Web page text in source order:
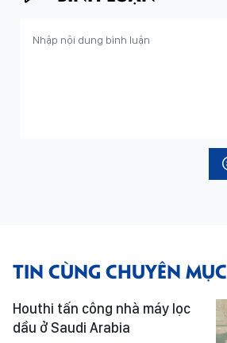
TIN CÙNG CHUYÊN MỤC
Houthi tấn công nhà máy lọc
dầu ở Saudi Arabia